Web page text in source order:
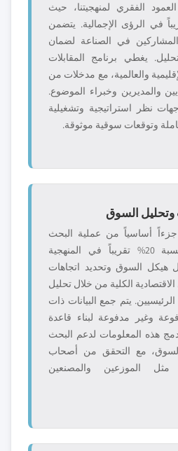
الفقري لمنهجيتنا، حيث
80% تقريباً في الرؤى الإجمالية. يتضمن
في الصناعة لضمان
يغطي برنامج المقابلات
والعالمية، مع مدخلات من
والمديرين وخبراء الموضوع.
نظر استراتيجية وتشغيلية
وتوقعات سوقية موثوقة.
جزءاً أساسياً من عملية البحث
لدينا، حيث يساهم بنسبة 20% تقريباً في المنهجية
هيكل السوق وتحديد اتجاهات
الكلية من خلال تحليل
يتم جمع البيانات ذات
وغير مدفوعة لبناء قاعدة
هذه المعلومات لدعم البحث
مع التحقق من أصحاب
مثل الموزعين والمصنعين